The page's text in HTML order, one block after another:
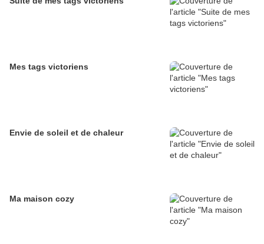
Mes tags victoriens
Envie de soleil et de chaleur
Ma maison cozy